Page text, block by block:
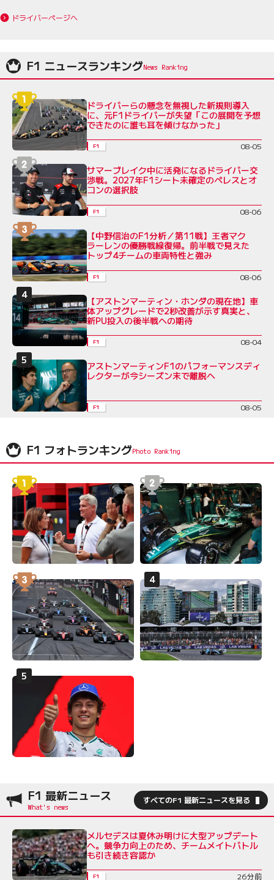
ドライバーページへ
F1 ニュースランキング
ドライバーらの懸念を無視した新規則導入
に、元F1ドライバーが失望「この展開を予想
できたのに誰も耳を傾けなかった」
F1 08-05
サマーブレイク中に活発になるドライバー交
渉戦。2027年F1シート未確定のペレスとオ
コンの選択肢
F1 08-06
【中野信治のF1分析／第11戦】王者マク
ラーレンの優勝戦線復帰。前半戦で見えた
トップ4チームの車両特性と強み
F1 08-06
【アストンマーティン・ホンダの現在地】車
体アップグレードで2秒改善が示す真実と、
新PU投入の後半戦への期待
F1 08-04
アストンマーティンF1のパフォーマンスディ
レクターが今シーズン末で離脱へ
F1 08-05
F1 フォトランキング
F1 最新ニュース すべてのF1 最新ニュースを見る
メルセデスは夏休み明けに大型アップデート
へ。競争力向上のため、チームメイトバトル
も引き続き容認か
F1
26分前